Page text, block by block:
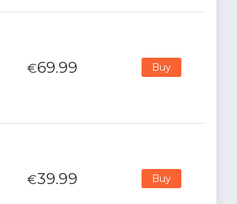
€69.99 Buy
€39.99 Buy